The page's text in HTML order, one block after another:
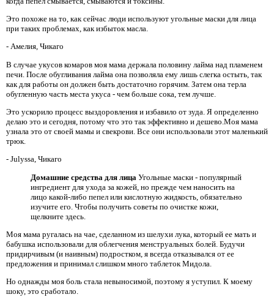
Это похоже на то, как сейчас люди используют угольные маски для лица
при таких проблемах, как избыток масла.
- Амелия, Чикаго
В случае укусов комаров моя мама держала половину лайма над пламенем
печи. После обугливания лайма она позволяла ему лишь слегка остыть, так
как для работы он должен быть достаточно горячим. Затем она терла
обугленную часть места укуса - чем больше сока, тем лучше.
Это ускорило процесс выздоровления и избавило от зуда. Я определенно
делаю это и сегодня, потому что это так эффективно и дешево.Моя мама
узнала это от своей мамы и свекрови. Все они использовали этот маленький
трюк.
- Julyssa, Чикаго
Домашние средства для лица Угольные маски - популярный
ингредиент для ухода за кожей, но прежде чем наносить на
лицо какой-либо пепел или кислотную жидкость, обязательно
изучите его. Чтобы получить советы по очистке кожи,
щелкните здесь.
Моя мама ругалась на чае, сделанном из шелухи лука, который ее мать и
бабушка использовали для облегчения менструальных болей. Будучи
придирчивым (и наивным) подростком, я всегда отказывался от ее
предложения и принимал слишком много таблеток Мидола.
Но однажды моя боль стала невыносимой, поэтому я уступил. К моему
шоку, это сработало.